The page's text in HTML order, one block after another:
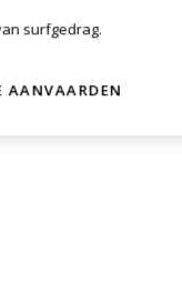
surfgedrag.
AANVAARDEN